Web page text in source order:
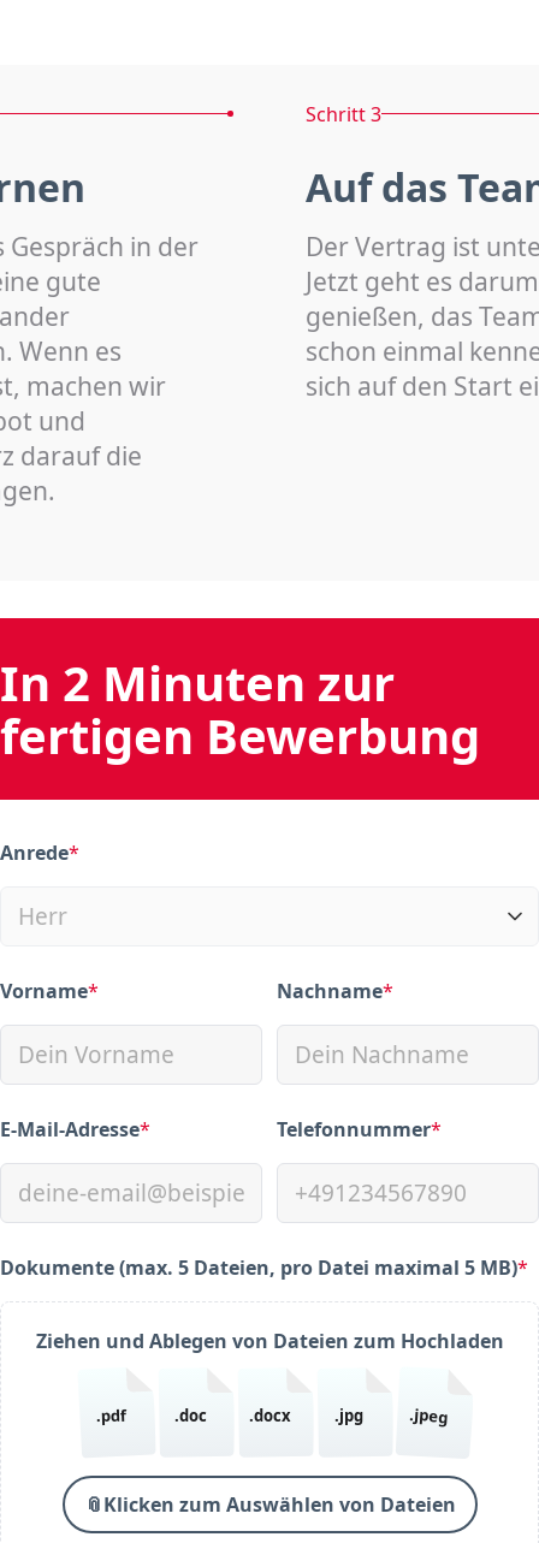
Gespräch in der
gute
Wenn es
machen wir
und
darauf die
Schritt 3
Auf das
Der Vertrag ist
Jetzt geht es
genießen, das
schon einmal
sich auf den Start
In 2 Minuten zur
fertigen Bewerbung
Anrede*
(required)
Vorname*
(required) Nachname*
(required)
E-Mail-Adresse*
(required) Telefonnummer*
(required)
Dokumente (max. 5 Dateien, pro Datei maximal 5 MB)*
(required)
Ziehen und Ablegen von Dateien zum Hochladen
.pdf .doc .docx .jpg .jpeg
📎Klicken zum Auswählen von Dateien